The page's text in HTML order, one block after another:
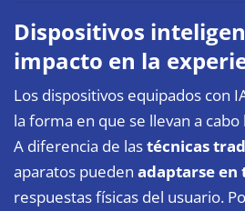
Dispositivos
impacto en la
Los dispositivos equipados con
la forma en que se llevan a
A diferencia de lastécnicas
aparatos pueden adaptarse en
respuestas físicas del usuario.